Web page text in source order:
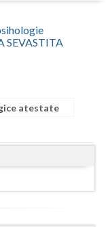
SEVASTITA
atestate